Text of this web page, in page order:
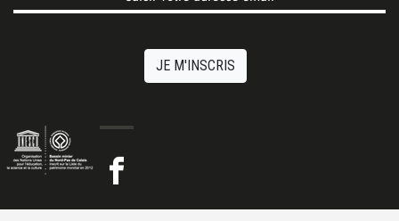
JE M'INSCRIS